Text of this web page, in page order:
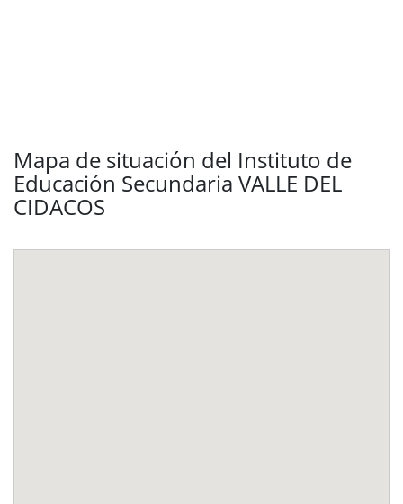
Mapa de situación del Instituto de
Educación Secundaria VALLE DEL
CIDACOS